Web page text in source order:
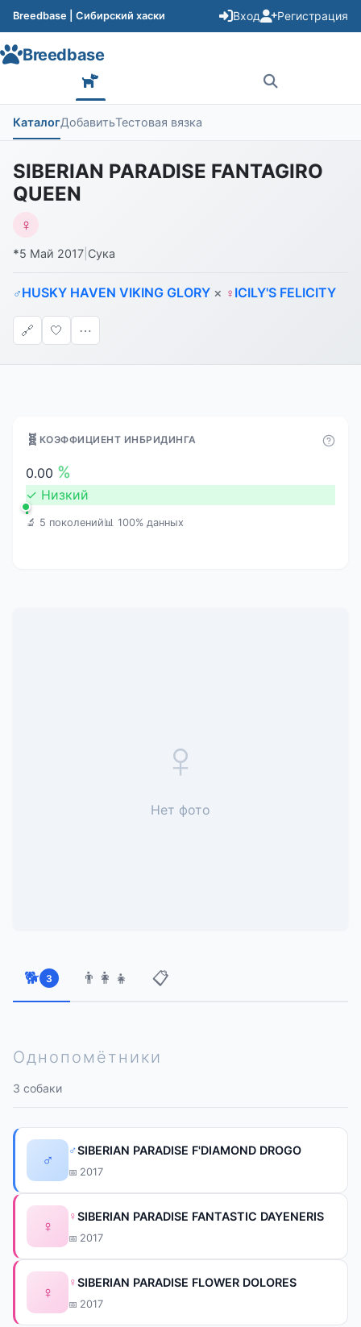
Breedbase | Сибирский хаски Вход Регистрация
Breedbase
КаталогДобавитьТестовая вязка
SIBERIAN PARADISE FANTAGIRO
QUEEN
♀
*5 Май 2017 Сука
♂HUSKY HAVEN VIKING GLORY × ♀ ICILY'S FELICITY
🔗 🤍 ⋯
🧬 КОЭФФИЦИЕНТ ИНБРИДИНГА
0.00 %
✓ Низкий
🔬 5 поколений📊 100% данных
♀
Нет фото
🐕 3 👨‍👩‍👧 📋
Однопомётники
3 собаки
♂
♂SIBERIAN PARADISE F'DIAMOND DROGO
2017
♀
♀SIBERIAN PARADISE FANTASTIC DAYENERIS
2017
♀
♀SIBERIAN PARADISE FLOWER DOLORES
2017